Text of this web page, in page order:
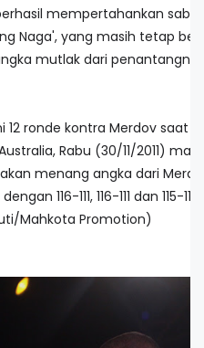
mempertahankan
Naga', yang masih tetap
mutlak dari
12 ronde kontra Merdov saat
Rabu (30/11/2011)
menang angka dari
116-111, 116-111 dan 115-
Mahkota Promotion)